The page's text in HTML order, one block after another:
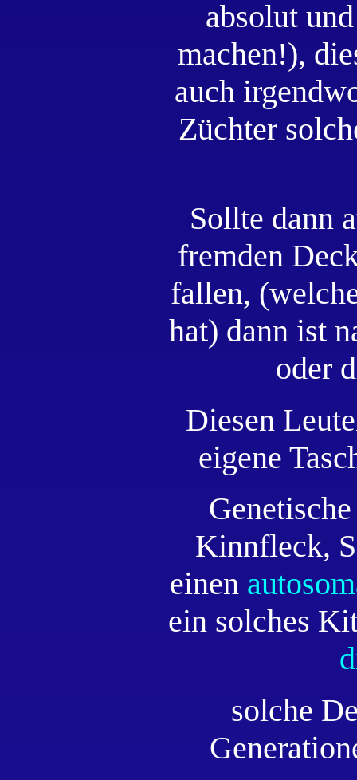
absolut
machen!),
auch
Züchter
Sollte dann
fremden
fallen,
hat) dann ist
oder
Diesen
eigene
Kinnfleck,
einen
ein solches
solche